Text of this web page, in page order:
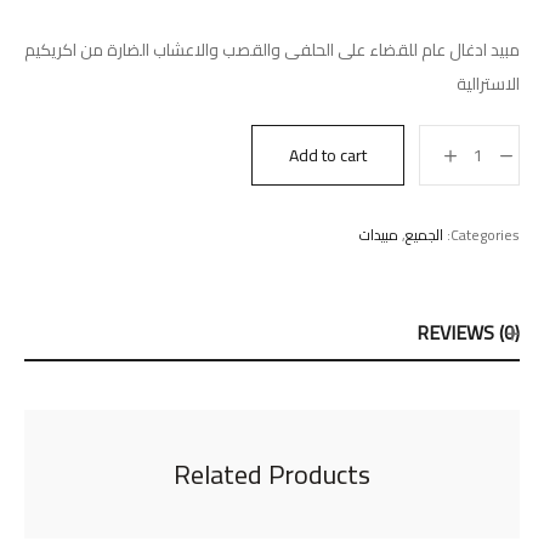
مبيد ادغال عام للقضاء على الحلفى والقصب والاعشاب الضارة من اكريكيم
الاسترالية
Add to cart
Categories: الجميع,مبيدات
REVIEWS (0)
Related Products